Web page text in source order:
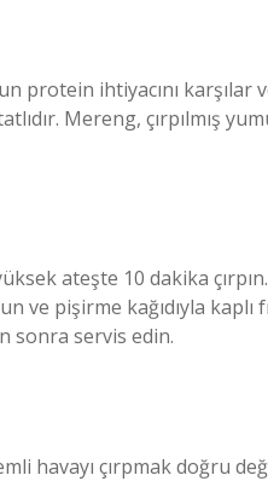
protein ihtiyacını karşılar
Mereng, çırpılmış
ateşte 10 dakika
ve pişirme kağıdıyla kaplı
sonra servis edin.
havayı çırpmak doğru